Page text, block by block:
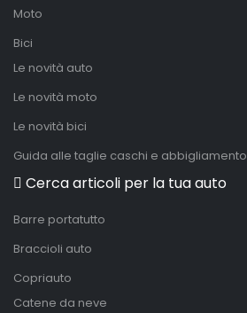
Moto
Bici
Le novità auto
Le novità moto
Le novità bici
Guida alle taglie caschi e abbigliamento
Cerca articoli per la tua auto
Barre portatutto
Braccioli auto
Copriauto
Catene da neve